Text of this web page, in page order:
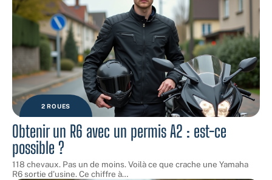
2 ROUES
Obtenir un R6 avec un permis A2 : est-ce
possible ?
118 chevaux. Pas un de moins. Voilà ce que crache une Yamaha
R6 sortie d'usine. Ce chiffre à…